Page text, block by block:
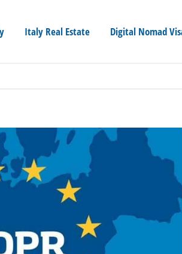
Italy Real Estate Digital Nomad